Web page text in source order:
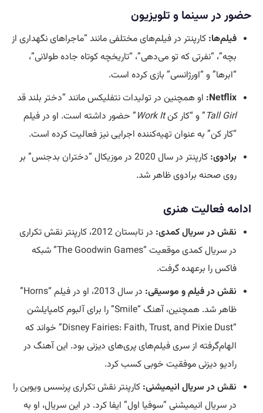
حضور در سینما و تلویزیون
فیلم‌ها: کارپنتر در فیلم‌های مختلفی مانند “ماجراهای نگهداری از
بچه”، “نفرتی که تو می‌دهی”، “تاریخچه کوتاه جاده طولانی”،
“ابرها” و “اورژانسی” بازی کرده است.
Netflix: او همچنین در تولیدات نتفلیکس مانند “دختر بلند قد
Tall Girl” و “کار کنWork It” حضور داشته است. او در فیلم
“کار کن” به عنوان تهیه‌کننده اجرایی نیز فعالیت کرده است.
برادوی:
کارپنتر در سال 2020 در موزیکال “دختران بدجنس” بر
روی صحنه برادوی ظاهر شد.
ادامه فعالیت هنری
نقش در سریال کمدی:
در تابستان 2012، کارپنتر نقش تکراری
در سریال کمدی موقعیت “The Goodwin Games” شبکه
فاکس را برعهده گرفت.
نقش در فیلم و موسیقی:
در سال 2013، او در فیلم “Horns”
ظاهر شد. همچنین، آهنگ “Smile” را برای آلبوم کامپایلشن
“Disney Fairies: Faith, Trust, and Pixie Dust” خواند که
الهام‌گرفته از سری فیلم‌های پری‌های دیزنی بود. این آهنگ در
رادیو دیزنی موفقیت خوبی کسب کرد.
نقش در سریال انیمیشنی: کارپنتر نقش تکراری پرنسس ویوین را
در سریال انیمیشنی “سوفیا اول” ایفا کرد. در این سریال، او به